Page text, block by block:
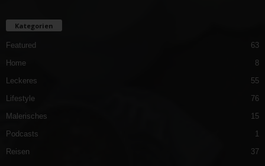
Kategorien
Featured
63
Home
8
Leckeres
55
Lifestyle
76
Malerisches
15
Podcasts
1
Reisen
37